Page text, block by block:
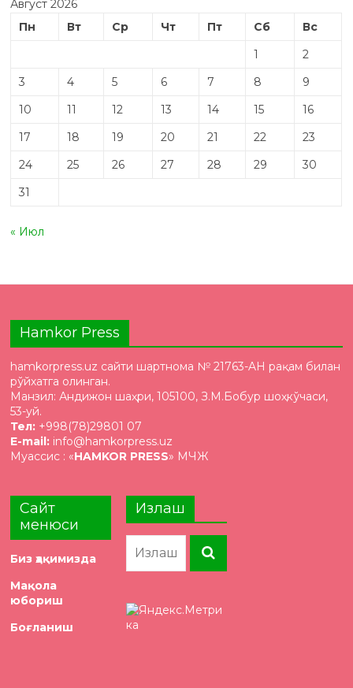
Август 2026
Пн
Вт Ср Чт Пт Сб
Вс
1
2
3
4 5 6 7 8
9
10
11 12 13 14 15
16
17
18 19 20 21 22
23
24
25 26 27 28 29
30
31
« Июл
Hamkor Press
hamkorpress.uz сайти шартнома № 21763-AH рақам билан
рўйхатга олинган.
Манзил: Андижон шаҳри, 105100, З.М.Бобур шоҳкўчаси,
53-уй.
Тел: +998(78)29801 07
E-mail: info@hamkorpress.uz
Муассис : «HAMKOR PRESS» МЧЖ
Сайт
менюси
Биз ҳақимизда
Мақола
юбориш
Боғланиш
Излаш